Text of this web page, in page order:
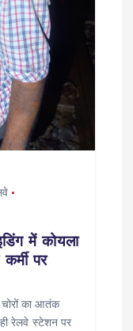
में कोयला
पर
चोरों का आतंक
रेलवे स्टेशन पर